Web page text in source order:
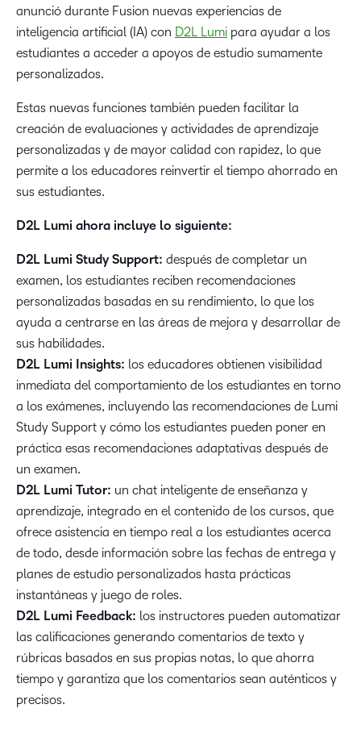
anunció durante Fusion nuevas experiencias de
inteligencia artificial (IA) con D2L Lumi para ayudar a los
estudiantes a acceder a apoyos de estudio sumamente
personalizados.
Estas nuevas funciones también pueden facilitar la
creación de evaluaciones y actividades de aprendizaje
personalizadas y de mayor calidad con rapidez, lo que
permite a los educadores reinvertir el tiempo ahorrado en
sus estudiantes.
D2L Lumi ahora incluye lo siguiente:
D2L Lumi Study Support: después de completar un
examen, los estudiantes reciben recomendaciones
personalizadas basadas en su rendimiento, lo que los
ayuda a centrarse en las áreas de mejora y desarrollar de
sus habilidades.
D2L Lumi Insights: los educadores obtienen visibilidad
inmediata del comportamiento de los estudiantes en torno
a los exámenes, incluyendo las recomendaciones de Lumi
Study Support y cómo los estudiantes pueden poner en
práctica esas recomendaciones adaptativas después de
un examen.
D2L Lumi Tutor: un chat inteligente de enseñanza y
aprendizaje, integrado en el contenido de los cursos, que
ofrece asistencia en tiempo real a los estudiantes acerca
de todo, desde información sobre las fechas de entrega y
planes de estudio personalizados hasta prácticas
instantáneas y juego de roles.
D2L Lumi Feedback: los instructores pueden automatizar
las calificaciones generando comentarios de texto y
rúbricas basados en sus propias notas, lo que ahorra
tiempo y garantiza que los comentarios sean auténticos y
precisos.